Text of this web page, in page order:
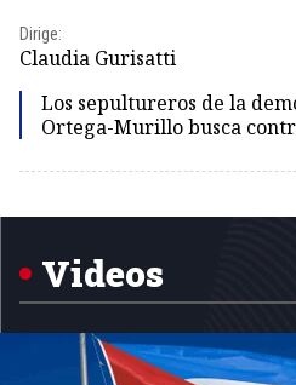
Dirige:
Claudia Gurisatti
Los sepultureros de la
Ortega-Murillo busca
1
Videos